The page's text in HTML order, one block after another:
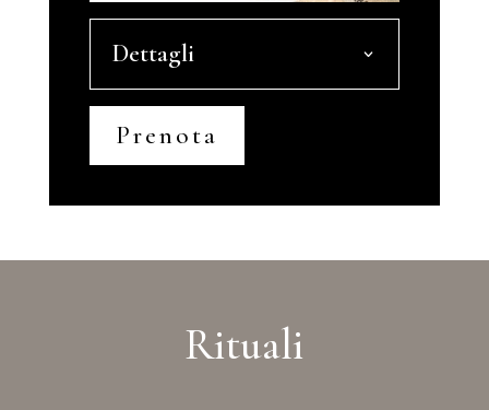
Dettagli
Prenota
Rituali